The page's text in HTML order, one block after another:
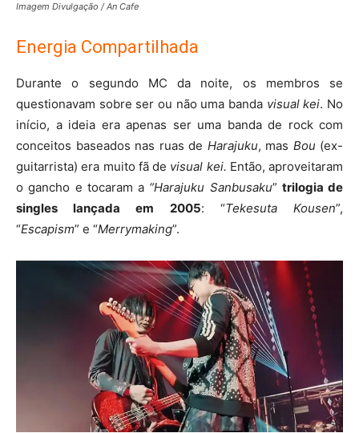
Imagem Divulgação / An Cafe
Energia Compartilhada
Durante o segundo MC da noite, os membros se
questionavam sobre ser ou não uma banda visual kei. No
início, a ideia era apenas ser uma banda de rock com
conceitos baseados nas ruas de Harajuku, mas Bou(ex-
guitarrista) era muito fã de visual kei. Então, aproveitaram
o gancho e tocaram a “Harajuku Sanbusaku” trilogia de
singles lançada em 2005: “Tekesuta Kousen”,
“Escapism” e “Merrymaking”.